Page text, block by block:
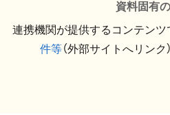
資料固有
連携機関が提供するコンテンツ
件等（外部サイトへリンク